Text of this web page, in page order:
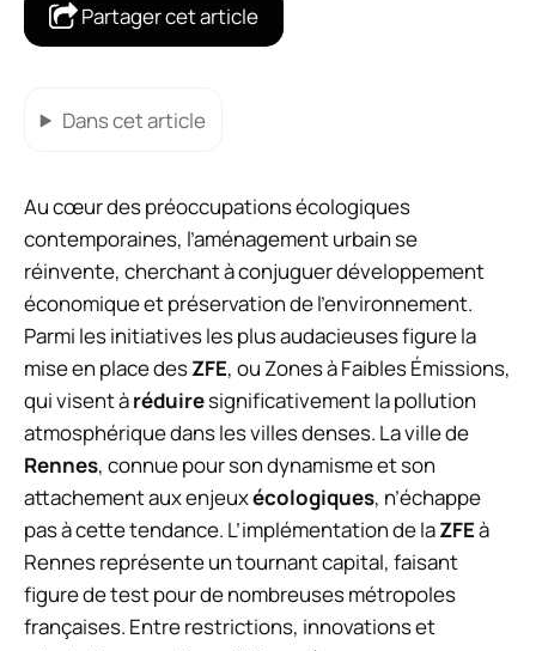
Partager cet article
Dans cet article
Au cœur des préoccupations écologiques
contemporaines, l’aménagement urbain se
réinvente, cherchant à conjuguer développement
économique et préservation de l’environnement.
Parmi les initiatives les plus audacieuses figure la
mise en place desZFE, ou Zones à Faibles Émissions,
qui visent àréduiresignificativement la pollution
atmosphérique dans les villes denses. La ville de
Rennes, connue pour son dynamisme et son
attachement aux enjeuxécologiques, n’échappe
pas à cette tendance. L’implémentation de laZFEà
Rennes représente un tournant capital, faisant
figure de test pour de nombreuses métropoles
françaises. Entre restrictions, innovations et